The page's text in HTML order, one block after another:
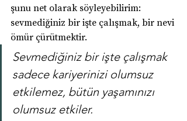
şunu net olarak söyleyebilirim:
sevmediğiniz bir işte çalışmak, bir nevi
ömür çürütmektir.
Sevmediğiniz bir işte çalışmak
sadece kariyerinizi olumsuz
etkilemez, bütün yaşamınızı
olumsuz etkiler.